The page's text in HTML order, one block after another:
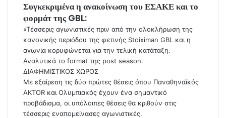
Συγκεκριμένα η ανακοίνωση του ΕΣΑΚΕ και το
φορμάτ της GBL:
«Τέσσερις αγωνιστικές πριν από την ολοκλήρωση της
κανονικής περιόδου της φετινής Stoiximan GBL και η
αγωνία κορυφώνεται για την τελική κατάταξη.
Αναλυτικά το format της post season.
ΔΙΑΦΗΜΙΣΤΙΚΟΣ ΧΩΡΟΣ
Με εξαίρεση τις δύο πρώτες θέσεις όπου Παναθηναϊκός
ΑΚΤΟR και Ολυμπιακός έχουν ένα σημαντικό
προβάδισμα, οι υπόλοιπες θέσεις θα κριθούν στις
τέσσερις εναπομείνασες αγωνιστικές.